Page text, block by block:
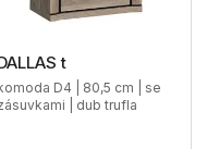
t
D4 | 80,5 cm | se
| dub trufla